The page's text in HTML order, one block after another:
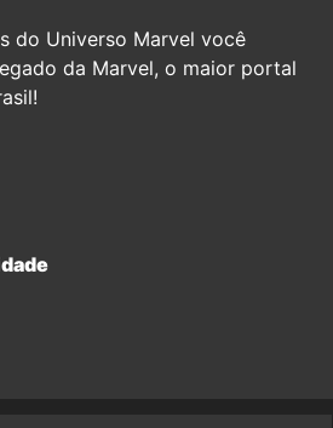
do Universo Marvel você
da Marvel, o maior portal